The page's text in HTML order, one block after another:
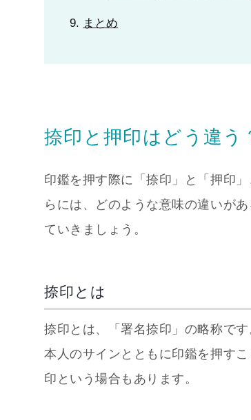
まとめ
捺印と押印はどう違う
印鑑を押す際に「捺印」と「押印
らには、どのような意味の違いが
ていきましょう。
捺印とは
捺印とは、「署名捺印」の略称で
本人のサインとともに印鑑を押す
印という場合もあります。